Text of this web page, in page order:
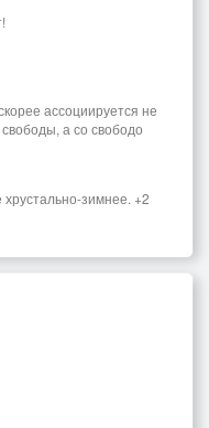
ассоциируется не
а со свободо
зимнее. +2